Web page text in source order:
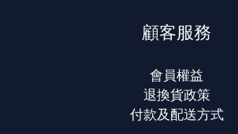
顧客服務
會員權益
退換貨政策
付款及配送方式